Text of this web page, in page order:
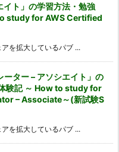
イト」の学習方法・勉強
study for AWS Certified
を拡大しているパブ ...
ーター – アソシエイト」の
験記 ～ How to study for
– Associate～(新試験S
を拡大しているパブ ...